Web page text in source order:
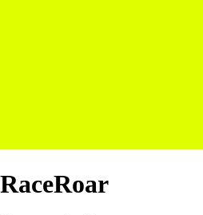
RaceRoar